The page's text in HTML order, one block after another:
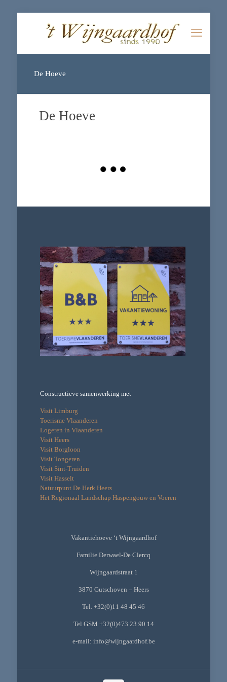
De Hoeve
De Hoeve
Constructieve samenwerking met
Visit Limburg
Toerisme Vlaanderen
Logeren in Vlaanderen
Visit Heers
Visit Borgloon
Visit Tongeren
Visit Sint-Truiden
Visit Hasselt
Natuurpunt De Herk Heers
Het Regionaal Landschap Haspengouw en Voeren
Vakantiehoeve ‘t Wijngaardhof
Familie Derwael-De Clercq
Wijngaardstraat 1
3870 Gutschoven – Heers
Tel. +32(0)11 48 45 46
Tel GSM +32(0)473 23 90 14
e-mail: info@wijngaardhof.be